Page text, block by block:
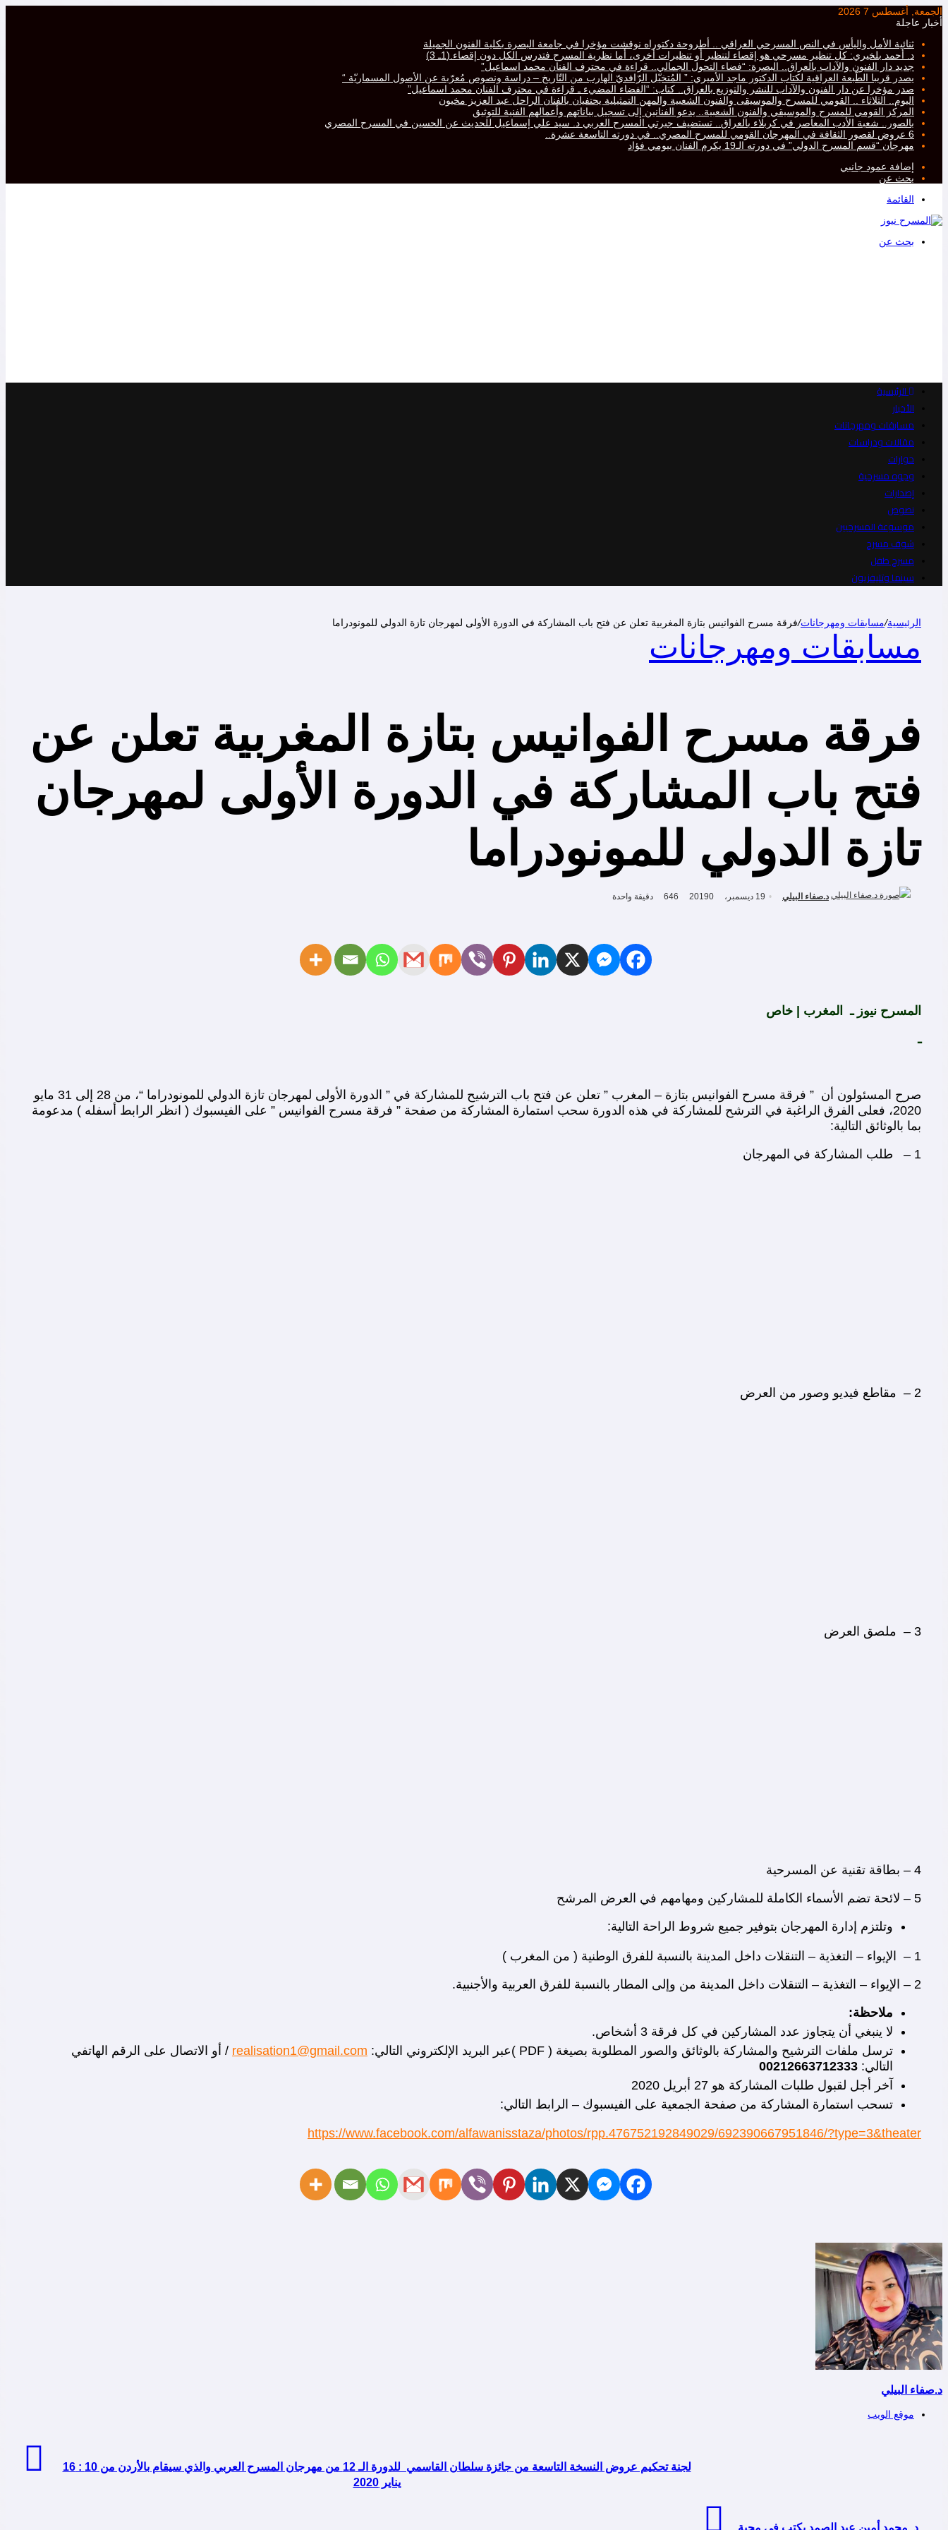
الجمعة, أغسطس 7 2026
أخبار عاجلة
ثنائية الأمل واليأس في النص المسرحي العراقي .. أطروحة دكتوراه نوقشت مؤخرا في جامعة البصرة بكلية الفنون الجميلة
د. أحمد بلخيري: كل تنظير مسرحي هو إقصاء لتنظير أو تنظيرات أخرى، أما نظرية المسرح فتدرس الكل دون إقصاء.(1ـ 3)
جديد دار الفنون والآداب بالعراق.. البصرة: “فضاء التحول الجمالي.. قراءة في محترف الفنان محمد اسماعيل”
يصدر قريبا الطّبعة العراقية لكتاب الدكتور ماجد الأميري: ” المُتخيّل الرّافديّ الهارب من التّاريخ – دراسة ونصوص مُعرّبة عن الأصول المسماريّة “
صدر مؤخرا عن دار الفنون والآداب للنشر والتوزيع بالعراق.. كتاب: “الفضاء المضيء ـ قراءة في محترف الفنان محمد اسماعيل”
اليوم.. الثلاثاء .. القومي للمسرح والموسيقى والفنون الشعبية والمهن التمثيلية يحتفيان بالفنان الراحل عبد العزيز مخيون
المركز القومي للمسرح والموسيقي والفنون الشعبية.. يدعو الفنانين إلى تسجيل بياناتهم وأعمالهم الفنية للتوثيق
بالصور.. شعبة الأدب المعاصر في كربلاء بالعراق.. تستضيف جبرتي المسرح العربي د. سيد علي إسماعيل للحديث عن الحسين في المسرح المصري
6 عروض لقصور الثقافة في المهرجان القومي للمسرح المصري.. في دورته التاسعة عشرة..
مهرجان “قسم المسرح الدولي” في دورته الـ19 يكرم الفنان بيومي فؤاد
إضافة عمود جانبي
بحث عن
القائمة
بحث عن
الرئيسية
الأخبار
مسابقات ومهرجانات
مقالات ودراسات
حوارات
وجوه مسرحية
إصدارات
نصوص
موسوعة المسرحيين
شوف مسرح
مسرح طفل
سينما وتليفزيون
الرئيسية/مسابقات ومهرجانات/فرقة مسرح الفوانيس بتازة المغربية تعلن عن فتح باب المشاركة في الدورة الأولى لمهرجان تازة الدولي للمونودراما
مسابقات ومهرجانات
فرقة مسرح الفوانيس بتازة المغربية تعلن عن
فتح باب المشاركة في الدورة الأولى لمهرجان
تازة الدولي للمونودراما
د.صفاء البيلي 19 ديسمبر، 2019 0 دقيقة واحدة
المسرح نيوز ـ المغرب | خاص
ـ
صرح المسئولون أن ” فرقة مسرح الفوانيس بتازة – المغرب ” تعلن عن فتح باب الترشيح للمشاركة في ” الدورة الأولى لمهرجان تازة الدولي للمونودراما “، من 28 إلى 31 مايو
2020، فعلى الفرق الراغبة في الترشح للمشاركة في هذه الدورة سحب استمارة المشاركة من صفحة ” فرقة مسرح الفوانيس ” على الفيسبوك ( انظر الرابط أسفله ) مدعومة
بما بالوثائق التالية:
1 – طلب المشاركة في المهرجان
2 – مقاطع فيديو وصور من العرض
3 – ملصق العرض
4 – بطاقة تقنية عن المسرحية
5 – لائحة تضم الأسماء الكاملة للمشاركين ومهامهم في العرض المرشح
وتلتزم إدارة المهرجان بتوفير جميع شروط الراحة التالية:
1 – الإيواء – التغذية – التنقلات داخل المدينة بالنسبة للفرق الوطنية ( من المغرب )
2 – الإيواء – التغذية – التنقلات داخل المدينة من وإلى المطار بالنسبة للفرق العربية والأجنبية.
ملاحظة:
لا ينبغي أن يتجاوز عدد المشاركين في كل فرقة 3 أشخاص.
ترسل ملفات الترشيح والمشاركة بالوثائق والصور المطلوبة بصيغة ( PDF )عبر البريد الإلكتروني التالي:
realisation1@gmail.com / أو الاتصال على الرقم الهاتفي
التالي: 00212663712333
آخر أجل لقبول طلبات المشاركة هو 27 أبريل 2020
تسحب استمارة المشاركة من صفحة الجمعية على الفيسبوك – الرابط التالي:
https://www.facebook.com/alfawanisstaza/photos/rpp.476752192849029/692390667951846/?type=3&theater
د.صفاء البيلي
موقع الويب
لجنة تحكيم عروض النسخة التاسعة من جائزة سلطان القاسمي للدورة الـ 12 من مهرجان المسرح العربي والذي سيقام بالأردن من 10 : 16
يناير 2020
د. محمد أمين عبد الصمد يكتب في محبة